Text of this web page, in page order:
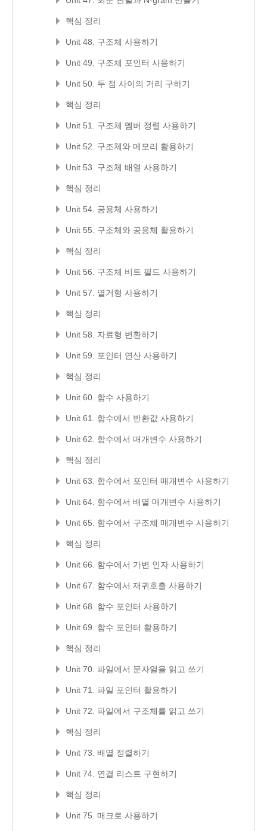
핵심 정리
Unit 48. 구조체 사용하기
Unit 49. 구조체 포인터 사용하기
Unit 50. 두 점 사이의 거리 구하기
핵심 정리
Unit 51. 구조체 멤버 정렬 사용하기
Unit 52. 구조체와 메모리 활용하기
Unit 53. 구조체 배열 사용하기
핵심 정리
Unit 54. 공용체 사용하기
Unit 55. 구조체와 공용체 활용하기
핵심 정리
Unit 56. 구조체 비트 필드 사용하기
Unit 57. 열거형 사용하기
핵심 정리
Unit 58. 자료형 변환하기
Unit 59. 포인터 연산 사용하기
핵심 정리
Unit 60. 함수 사용하기
Unit 61. 함수에서 반환값 사용하기
Unit 62. 함수에서 매개변수 사용하기
핵심 정리
Unit 63. 함수에서 포인터 매개변수 사용하기
Unit 64. 함수에서 배열 매개변수 사용하기
Unit 65. 함수에서 구조체 매개변수 사용하기
핵심 정리
Unit 66. 함수에서 가변 인자 사용하기
Unit 67. 함수에서 재귀호출 사용하기
Unit 68. 함수 포인터 사용하기
Unit 69. 함수 포인터 활용하기
핵심 정리
Unit 70. 파일에서 문자열을 읽고 쓰기
Unit 71. 파일 포인터 활용하기
Unit 72. 파일에서 구조체를 읽고 쓰기
핵심 정리
Unit 73. 배열 정렬하기
Unit 74. 연결 리스트 구현하기
핵심 정리
Unit 75. 매크로 사용하기